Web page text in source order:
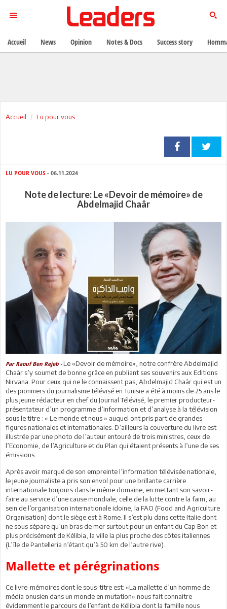
Accueil Lu pour vous
LU POUR VOUS - 06.11.2024
Note de lecture: Le «Devoir de mémoire» de
Abdelmajid Chaâr
Par Raouf Ben Rejeb -Le «Devoir de mémoire», notre confrère Abdelmajid
Chaâr s’y soumet de bonne grâce en publiant ses souvenirs aux Editions
Nirvana. Pour ceux qui ne le connaissent pas, Abdelmajid Chaâr qui est un
des pionniers du journalisme télévisé en Tunisie a été à moins de 25 ans le
plus jeune rédacteur en chef du Journal Télévisé, le premier producteur-
présentateur d’un programme d’information et d’analyse à la télévision
sous le titre : « Le monde et nous » auquel ont pris part de grandes
figures nationales et internationales. D’ailleurs la couverture du livre est
illustrée par une photo de l’auteur entouré de trois ministres, ceux de
l’Economie, de l’Agriculture et du Plan qui étaient présents à l’une de ses
émissions.
Après avoir marqué de son empreinte l’information télévisée nationale,
le jeune journaliste a pris son envol pour une brillante carrière
internationale toujours dans le même domaine, en mettant son savoir-
faire au service d’une cause mondiale, celle de la lutte contre la faim, au
sein de l’organisation internationale idoine, la FAO (Food and Agriculture
Organisation) dont le siège est à Rome. Il s’est plu dans cette Italie dont
ne sous sépare qu’un bras de mer surtout pour un enfant du Cap Bon et
plus précisément de Kélibia, la ville la plus proche des côtes italiennes
(L’île de Pantelleria n’étant qu’à 50 km de l’autre rive).
Mallette et pérégrinations
Ce livre-mémoires dont le sous-titre est: «La mallette d’un homme de
média onusien dans un monde en mutation» nous fait connaitre
évidemment le parcours de l’enfant de Kélibia dont la famille nous
Accueil News Opinion Notes & Docs Success story